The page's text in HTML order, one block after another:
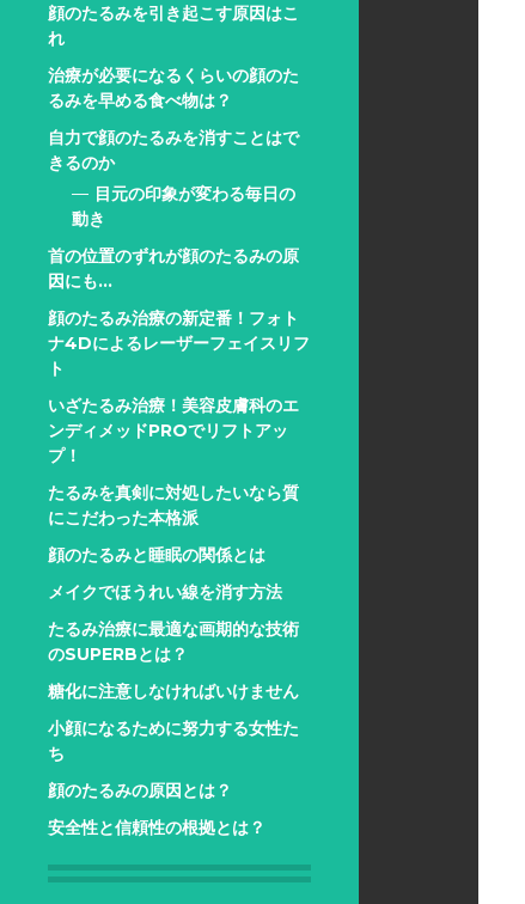
顔のたるみを引き起こす原因はこ
れ
治療が必要になるくらいの顔のた
るみを早める食べ物は？
自力で顔のたるみを消すことはで
きるのか
目元の印象が変わる毎日の
動き
首の位置のずれが顔のたるみの原
因にも…
顔のたるみ治療の新定番！フォト
ナ4Dによるレーザーフェイスリフ
ト
いざたるみ治療！美容皮膚科のエ
ンディメッドPROでリフトアッ
プ！
たるみを真剣に対処したいなら質
にこだわった本格派
顔のたるみと睡眠の関係とは
メイクでほうれい線を消す方法
たるみ治療に最適な画期的な技術
のSUPERBとは？
糖化に注意しなければいけません
小顔になるために努力する女性た
ち
顔のたるみの原因とは？
安全性と信頼性の根拠とは？